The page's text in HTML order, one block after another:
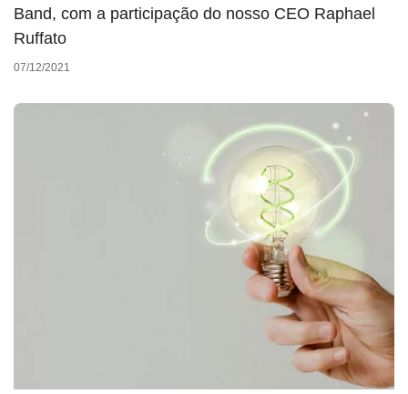
Band, com a participação do nosso CEO Raphael
Ruffato
07/12/2021